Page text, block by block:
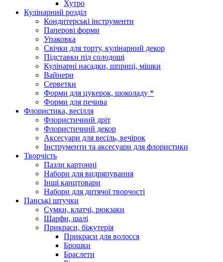
Хутро
Кулінарний розділ
Кондитерські інструменти
Паперові форми
Упаковка
Свічки для торту, кулінарний декор
Підставки під солодощі
Кулінарні насадки, шприці, мішки
Вайнери
Серветки
Форми для цукерок, шоколаду *
Форми для печива
Флористика, весілля
Флористичний дріт
Флористичний декор
Аксесуари для весіль, вечірок
Інструменти та аксесуари для флористики
Творчість
Пазли картонні
Набори для видряпування
Інші канцтовари
Набори для дитячої творчості
Панські штучки
Сумки, клатчі, рюкзаки
Шарфи, шалі
Прикраси, біжутерія
Прикраси для волосся
Брошки
Браслети